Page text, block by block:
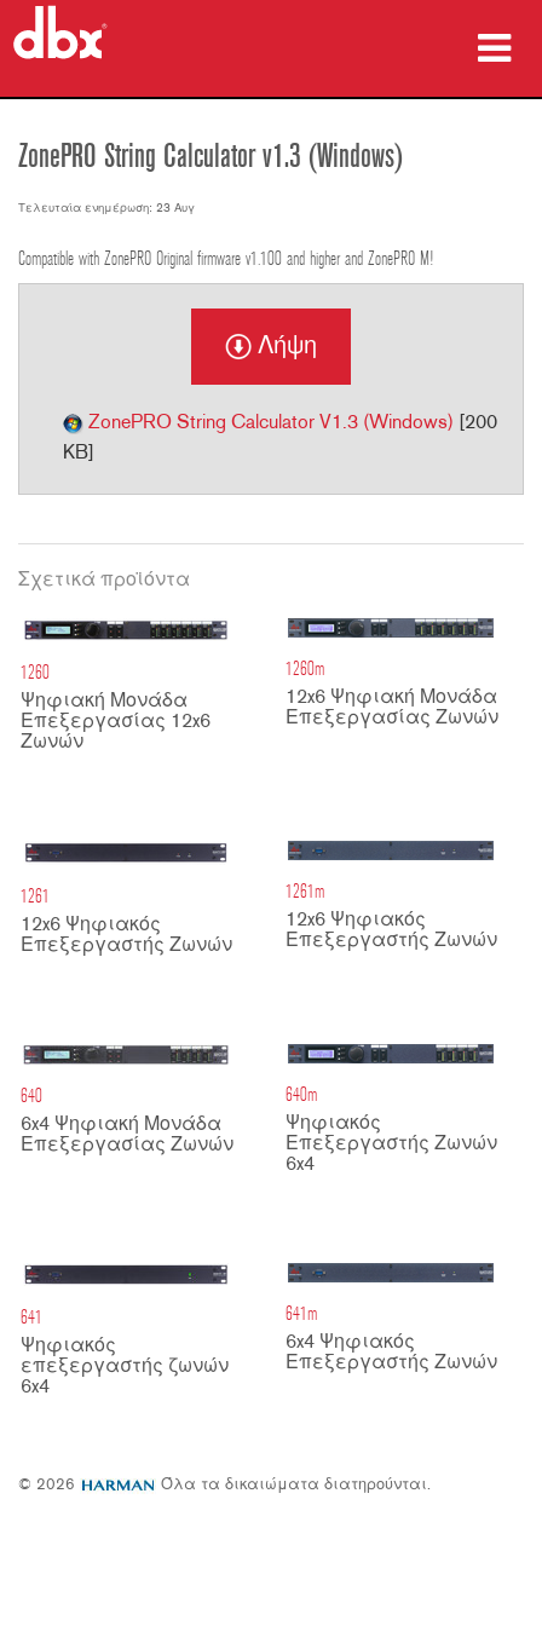
ZonePRO String Calculator v1.3 (Windows)
Τελευταία ενημέρωση: 23 Αυγ
Compatible with ZonePRO Original firmware v1.100 and higher and ZonePRO M!
Λήψη
ZonePRO String Calculator V1.3 (Windows) [200
KB]
Σχετικά προϊόντα
1260
Ψηφιακή Μονάδα
Επεξεργασίας 12x6
Ζωνών
1260m
12x6 Ψηφιακή Μονάδα
Επεξεργασίας Ζωνών
1261
12x6 Ψηφιακός
Επεξεργαστής Ζωνών
1261m
12x6 Ψηφιακός
Επεξεργαστής Ζωνών
640
6x4 Ψηφιακή Μονάδα
Επεξεργασίας Ζωνών
640m
Ψηφιακός
Επεξεργαστής Ζωνών
6x4
641
Ψηφιακός
επεξεργαστής ζωνών
6x4
641m
6x4 Ψηφιακός
Επεξεργαστής Ζωνών
© 2026 Όλα τα δικαιώματα διατηρούνται.